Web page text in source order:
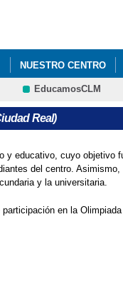
NUESTRO CENTRO
EducamosCLM
Real)
y educativo, cuyo objetivo
del centro.
y la universitaria.
en la